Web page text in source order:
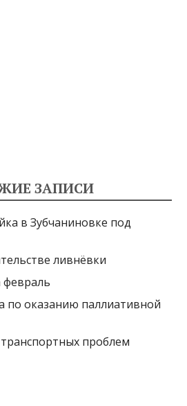
ЗАПИСИ
в Зубчаниновке под
ливнёвки
по оказанию паллиативной
проблем